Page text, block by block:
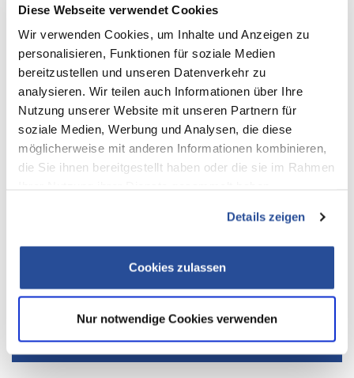
Diese Webseite verwendet Cookies
Wir verwenden Cookies, um Inhalte und Anzeigen zu
personalisieren, Funktionen für soziale Medien
bereitzustellen und unseren Datenverkehr zu
analysieren. Wir teilen auch Informationen über Ihre
Nutzung unserer Website mit unseren Partnern für
soziale Medien, Werbung und Analysen, die diese
möglicherweise mit anderen Informationen kombinieren,
die Sie ihnen bereitgestellt haben oder die sie im Rahmen
Details zeigen
Cookies zulassen
Nur notwendige Cookies verwenden